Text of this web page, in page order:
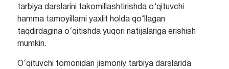
tarbiya darslarini takomillashtirishda o‘qituvchi
hamma tamoyillarni yaxlit holda qo‘llagan
taqdirdagina o‘qitishda yuqori natijalariga erishish
mumkin.
O‘qituvchi tomonidan jismoniy tarbiya darslarida